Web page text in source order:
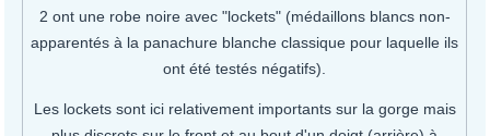
2 ont une robe noire avec "lockets" (médaillons blancs non-
apparentés à la panachure blanche classique pour laquelle ils
ont été testés négatifs).
Les lockets sont ici relativement importants sur la gorge mais